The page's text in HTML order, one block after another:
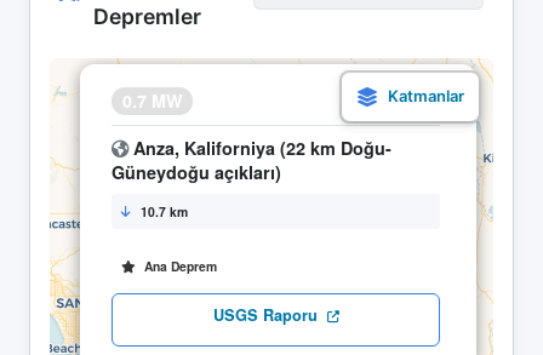
Depremler
0.7 MW 19.05 13:51
Anza, Kaliforniya (22 km Doğu-
Güneydoğu açıkları)
10.7 km
Ana Deprem
USGS Raporu
×